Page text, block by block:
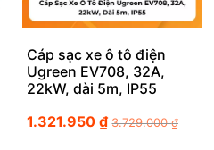
Cáp sạc xe ô tô điện
Ugreen EV708, 32A,
22kW, dài 5m, IP55
1.321.950₫ 3.729.000₫